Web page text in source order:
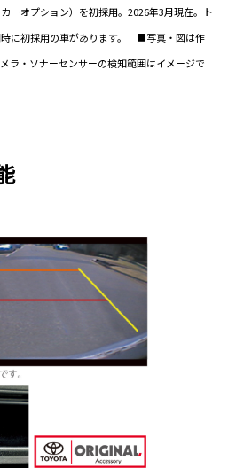
ーオプション）を初採用。2026年3月現在。ト
時に初採用の車があります。 ■写真・図は作
・ソナーセンサーの検知範囲はイメージで